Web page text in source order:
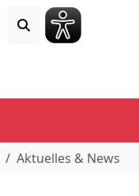
Aktuelles & News